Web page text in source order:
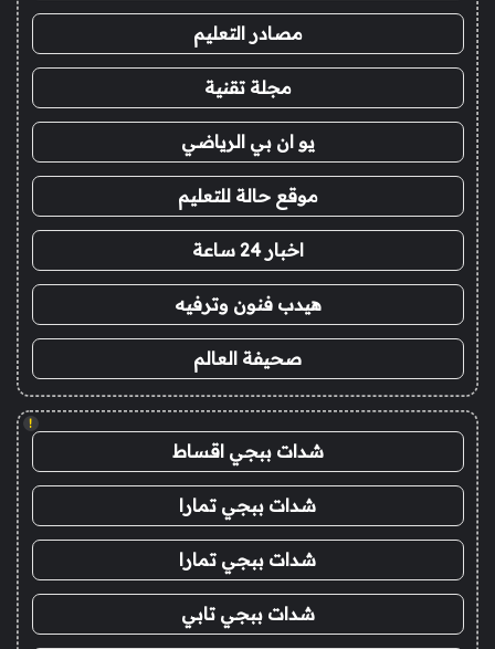
مصادر التعليم
مجلة تقنية
يو ان بي الرياضي
موقع حالة للتعليم
اخبار 24 ساعة
هيدب فنون وترفيه
صحيفة العالم
!
شدات ببجي اقساط
شدات ببجي تمارا
شدات ببجي تمارا
شدات ببجي تابي